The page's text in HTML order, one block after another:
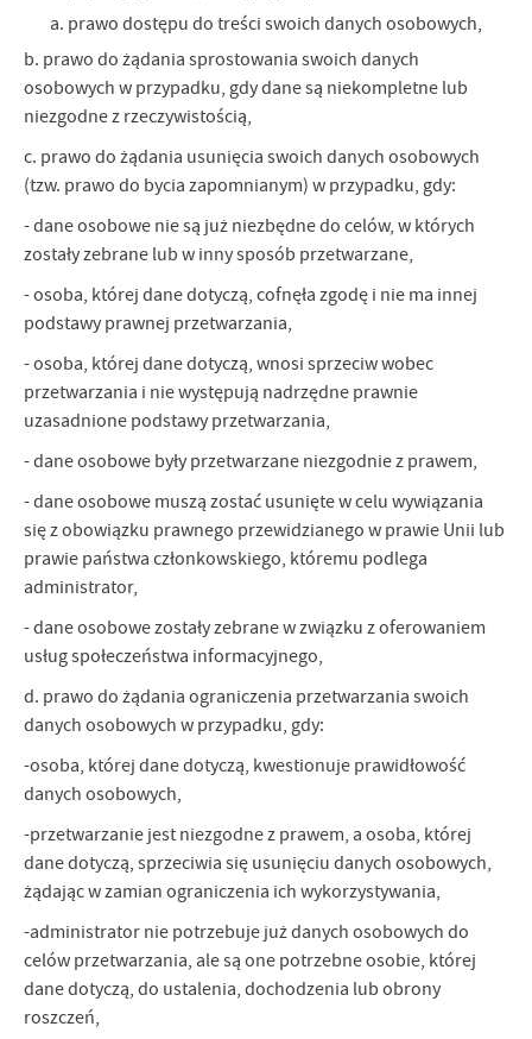
prawo dostępu do treści swoich danych osobowych,
b. prawo do żądania sprostowania swoich danych
osobowych w przypadku, gdy dane są niekompletne lub
niezgodne z rzeczywistością,
c. prawo do żądania usunięcia swoich danych osobowych
(tzw. prawo do bycia zapomnianym) w przypadku, gdy:
- dane osobowe nie są już niezbędne do celów, w których
zostały zebrane lub w inny sposób przetwarzane,
- osoba, której dane dotyczą, cofnęła zgodę i nie ma innej
podstawy prawnej przetwarzania,
- osoba, której dane dotyczą, wnosi sprzeciw wobec
przetwarzania i nie występują nadrzędne prawnie
uzasadnione podstawy przetwarzania,
- dane osobowe były przetwarzane niezgodnie z prawem,
- dane osobowe muszą zostać usunięte w celu wywiązania
się z obowiązku prawnego przewidzianego w prawie Unii lub
prawie państwa członkowskiego, któremu podlega
administrator,
- dane osobowe zostały zebrane w związku z oferowaniem
usług społeczeństwa informacyjnego,
d. prawo do żądania ograniczenia przetwarzania swoich
danych osobowych w przypadku, gdy:
-osoba, której dane dotyczą, kwestionuje prawidłowość
danych osobowych,
-przetwarzanie jest niezgodne z prawem, a osoba, której
dane dotyczą, sprzeciwia się usunięciu danych osobowych,
żądając w zamian ograniczenia ich wykorzystywania,
-administrator nie potrzebuje już danych osobowych do
celów przetwarzania, ale są one potrzebne osobie, której
dane dotyczą, do ustalenia, dochodzenia lub obrony
roszczeń,